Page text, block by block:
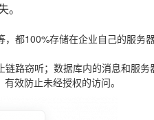
。
都100%存储在企业自己的服务
路窃听；数据库内的消息和服
效防止未经授权的访问。